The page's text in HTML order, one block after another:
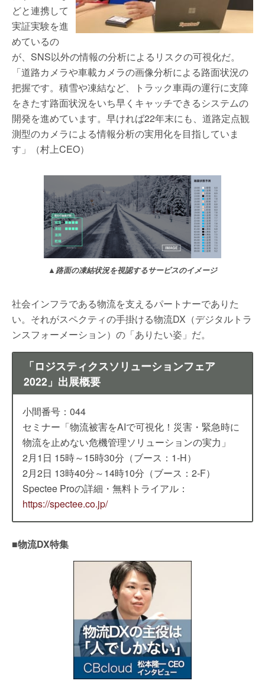
どと連携して
実証実験を進
めているの
が、SNS以外の情報の分析によるリスクの可視化だ。
「道路カメラや車載カメラの画像分析による路面状況の
把握です。積雪や凍結など、トラック車両の運行に支障
をきたす路面状況をいち早くキャッチできるシステムの
開発を進めています。早ければ22年末にも、道路定点観
測型のカメラによる情報分析の実用化を目指していま
す」（村上CEO）
▲路面の凍結状況を視認するサービスのイメージ
社会インフラである物流を支えるパートナーでありた
い。それがスペクティの手掛ける物流DX（デジタルトラ
ンスフォーメーション）の「ありたい姿」だ。
「ロジスティクスソリューションフェア
2022」出展概要
小間番号：044
セミナー「物流被害をAIで可視化！災害・緊急時に
物流を止めない危機管理ソリューションの実力」
2月1日 15時～15時30分（ブース：1-H）
2月2日 13時40分～14時10分（ブース：2‐F）
Spectee Proの詳細・無料トライアル：
https://spectee.co.jp/
■物流DX特集